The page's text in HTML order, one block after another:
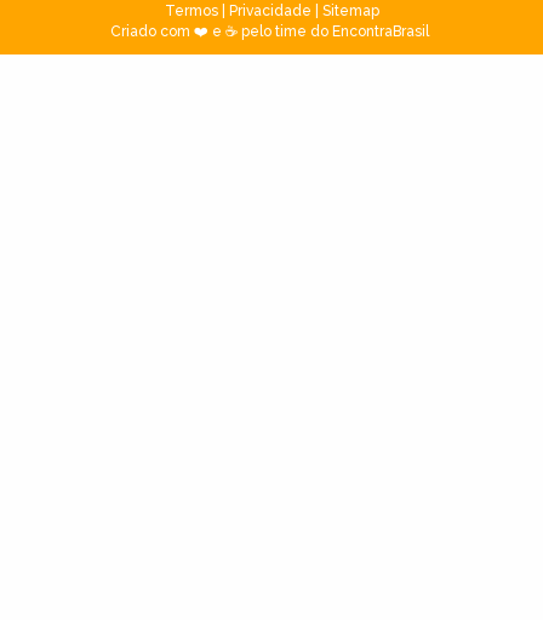
Termos| Privacidade
Sitemap
Criado com ❤️ e ☕ pelo time do EncontraBrasil